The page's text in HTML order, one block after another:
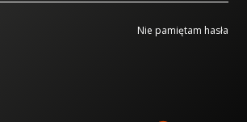
Nie pamiętam hasła